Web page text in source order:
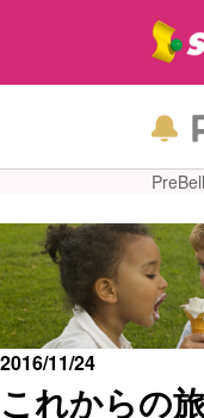
これからの
2016/11/24